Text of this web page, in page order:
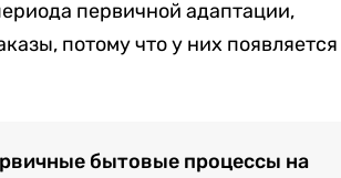
первичной адаптации,
потому что у них появляется
бытовые процессы на